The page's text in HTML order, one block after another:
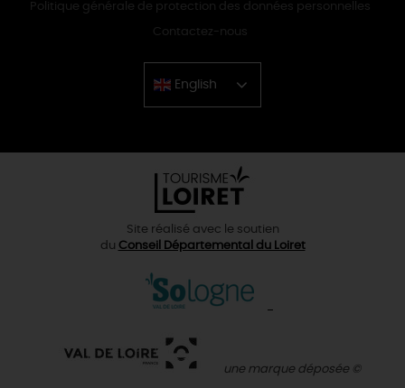
Politique générale de protection des données personnelles
Contactez-nous
English
Chinese
Site réalisé avec le soutien
du Conseil Départemental du Loiret
une marque déposée ©